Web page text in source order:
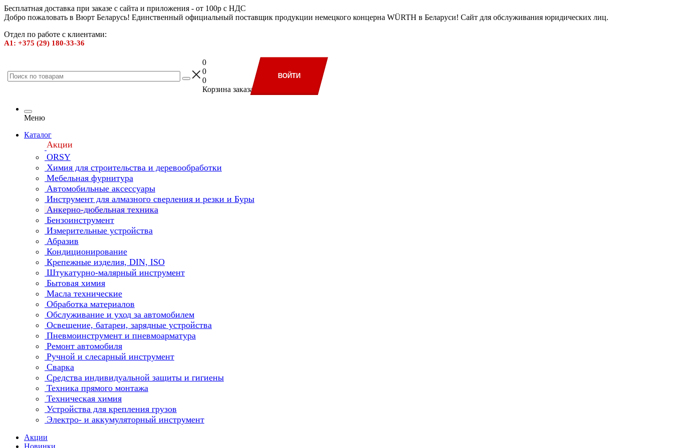
Бесплатная доставка при заказе с сайта и приложения - от 100р с НДС
Добро пожаловать в Вюрт Беларусь! Единственный официальный поставщик продукции немецкого концерна WÜRTH в Беларуси! Сайт для обслуживания юридических лиц.
Отдел по работе с клиентами:
А1: +375 (29) 180-33-36
0
0
0
Корзина заказа
ВОЙТИ
Меню
Каталог
Акции
ORSY
Химия для строительства и деревообработки
Мебельная фурнитура
Автомобильные аксессуары
Инструмент для алмазного сверления и резки и Буры
Анкерно-дюбельная техника
Бензоинструмент
Измерительные устройства
Абразив
Кондиционирование
Крепежные изделия, DIN, ISO
Штукатурно-малярный инструмент
Бытовая химия
Масла технические
Обработка материалов
Обслуживание и уход за автомобилем
Освещение, батареи, зарядные устройства
Пневмоинструмент и пневмоарматура
Ремонт автомобиля
Ручной и слесарный инструмент
Сварка
Средства индивидуальной защиты и гигиены
Техника прямого монтажа
Техническая химия
Устройства для крепления грузов
Электро- и аккумуляторный инструмент
Акции
Новинки